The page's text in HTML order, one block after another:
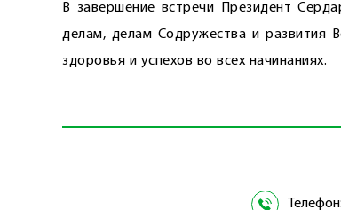
В завершение встречи Президент
делам, делам Содружества и развития
здоровья и успехов во всех начинаниях.
Телефон: